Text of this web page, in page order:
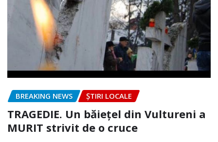
BREAKING NEWS ȘTIRI LOCALE
TRAGEDIE. Un băiețel din Vultureni a
MURIT strivit de o cruce